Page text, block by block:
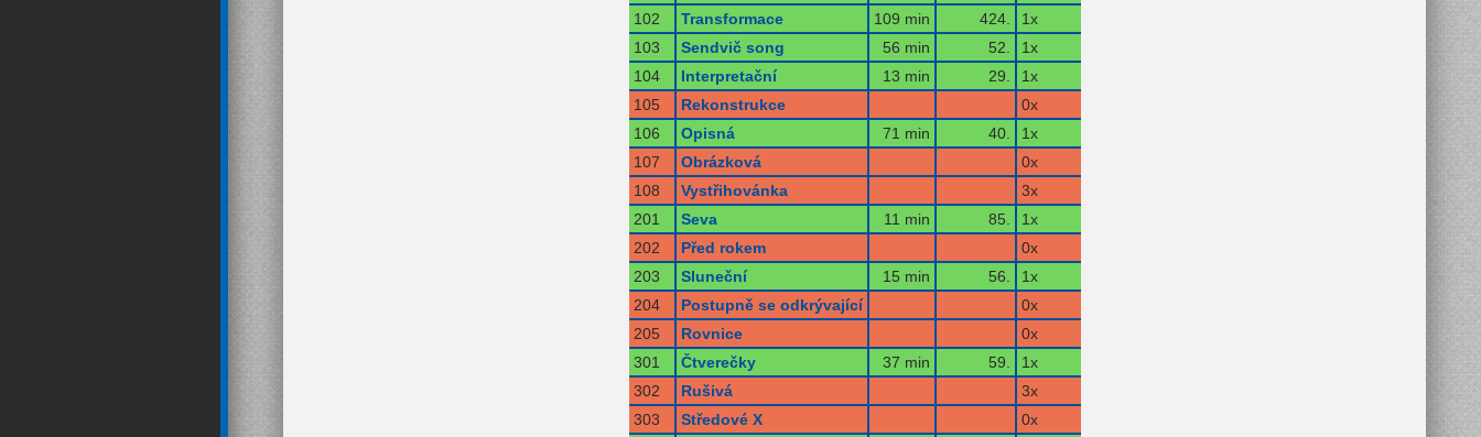
102
Transformace 109 min 424.
1x
103
Sendvič song 56 min 52.
1x
104
Interpretační 13 min 29.
1x
105
Rekonstrukce
0x
106
Opisná 71 min 40.
1x
107
Obrázková
0x
108
Vystřihovánka
3x
201
Seva 11 min 85.
1x
202
Před rokem
0x
203
Sluneční 15 min 56.
1x
204
Postupně se odkrývající
0x
205
Rovnice
0x
301
Čtverečky 37 min 59.
1x
302
Rušivá
3x
303
Středové X
0x